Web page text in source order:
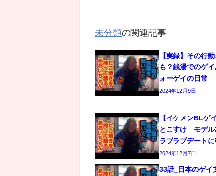
未分類の関連記事
【実録】その行
も？銭湯でのゲ
ォーゲイの日常
2024年12月9日
【イケメンBLゲ
とこすけ モデル
ラブラブデートに
2024年12月7日
33話_日本のゲイ